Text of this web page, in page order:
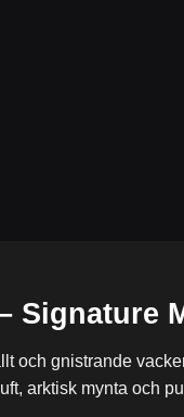
Signature
och gnistrande
arktisk mynta och